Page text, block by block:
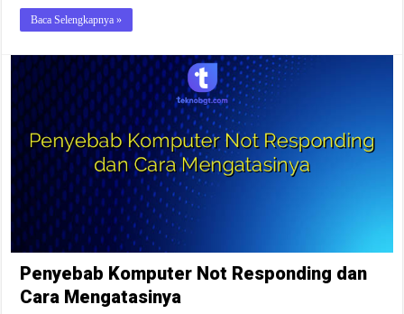
Baca Selengkapnya »
Penyebab Komputer Not Responding dan
Cara Mengatasinya